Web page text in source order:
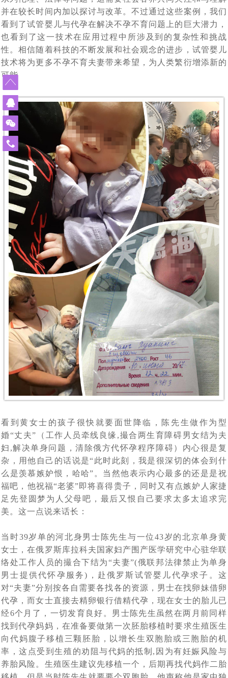
[2023-02-01]
“一女子怀孕12个月未分娩”原因何在_俄罗斯试管婴儿专家
[2023-01-13]
46岁女会计师赴俄罗斯试管婴儿求子自怀成功，她本想来
莫斯科找代妈给自己生孩子，最终却自己给自己当上了“代
妈” [2022-11-23]
“试管婴儿”真的很容易超重吗，俄罗斯遗传学家在实验室
中得到证实 [2022-11-14]
四位DY代怀孕妈妈的惊人故事，是不是吓你一跳！
[2022-11-07]
因为对出国就医的前途未知与畏惧，选择国内地下DY，真
的又省钱又省事吗？ [2022-09-30]
简单实用的俄罗斯dy全攻略_风险规避指南 [2022-08-
24]做俄罗斯DY代怀孕妈有什么约束与处罚吗_律师解读
[2022-08-17]
国家杜马一读是否禁止有关向外国公民和无国籍人士在俄
罗斯提供代孕服务的法案——结论再议 [2022-08-12]
俄罗斯DY费用这么高，代妈又能得到多呢，三个俄罗斯
DY妈妈代怀孕的故事（三） [2022-08-11]
三个俄罗斯DY妈妈代怀孕的故事，俄罗斯女人为什么要给
别人生孩子（二） [2022-08-10]
不是自己的孩子，俄罗斯女人为什么要给别人生孩子 （三
个代怀孕DY妈妈的故事） [2022-08-09]
7月25日，今天是世界试管儿童日：试管婴儿与自然受孕
孩子没有什么区别 [2022-07-25]
战火下的乌克兰代怀孕妈妈，不是在医院防空洞里，就是
在逃亡的路上 [2022-04-27]
3岁患视网膜母细胞瘤女童离世事件引关注，俄罗斯第三
代试管技术为生育计划保驾护航 [2022-01-17]
不通过：杜马提案新进展，有关禁止外籍人员在俄代怀怀
孕法案未被杜马接受 [2021-12-31]
唐氏综合征的终结者——俄罗斯第三代试管婴儿技术，生
个健康宝宝有保障 [2021-12-22]
印度70岁老人通过试管婴儿生下一儿子，成为世界上最高
龄的新手妈妈之一 [2021-10-25]
语言不通，自助泰国试管婴儿求子历程心得：这5个方面
自助就医做不到。 [2021-10-11]
70后、80后助孕之路，赴俄罗斯试管婴儿助孕不是唯一途
径，但比较靠谱_俄罗斯K+31生殖专家介绍 [2021-09-22]
首例“遗留冻胚”吃官司，4老人夺回遗留胚胎“产子”，可选
择俄罗斯合法第三方助孕 [2021-09-14]
差异分析：中、泰、美、香港、俄罗斯试管婴儿有什么不
[2021-09-06]
赴俄28天费用16万，俄罗斯试管婴儿让单身人士老有所依
[2021-08-27]
真实案例实操：教你如何给俄罗斯试管婴儿代怀孕出生的
孩子上户口？ [2021-07-29]
俄罗斯是如何看待女性生三胎的，与中国三胎福利有什么
儿宝宝回家了 [2021-07-14]
译文：莫斯科，值得信赖的俄罗斯试管婴儿医院排名有哪
些 [2021-07-12]
单身求子做俄罗斯试管婴儿最佳方式是什么：自费还是免
[2021-07-06]
俄罗斯公布最新有关出入境的1745号政府令，中国公民可
以入境了 [2021-07-04]
俄罗斯试管婴儿代怀孕妈妈价格多少，代妈助孕只是为经
济报酬吗 [2021-06-24]
莫斯科法庭：精卵捐赠，对父母的认定是这样判的
[2021-06-07]
俄罗斯医生整理了一幅现代女性的画像：聪明，肥胖，少
俄罗斯犹太人口危机，30年后可能会消失
2021年海外试管婴儿有什么变化，需要父母将如何做新计
划 [2021-05-06]
俄罗斯将试管婴儿纳入国家医保，试管婴儿医院称试管婴
儿为“医保公子” [2021-04-27]
独家采访：Saltanat Baikoshkarova专业答复新型冠状病
毒肺炎和疫苗接种如何影响怀孕 [2021-04-23]
当自己做了试管婴儿后才知道：原来试管婴儿有这5个有
趣事实 [2021-04-14]
访谈：有关试管婴儿的13个问题，生殖医生相信科学的力
量，牧师反对IVF [2021-04-13]
代怀孕妈妈代怀有什么好处
[2021-03-30]
赴海外试管婴儿求子，代怀孕合同里哪些责任与义务
[2021-03-29]
俄罗斯再发重磅公告，政府补助10万鼓励民众加大生育力
度，试管婴儿辅助生殖是一个重要补充 [2021-03-02]
中国朋友找俄罗斯试管婴儿DY机构代怀，你知道代怀妈妈
并在较长时间内加以探讨与改革。不过通过这些案例，我们
看到了试管婴儿与代孕在解决不孕不育问题上的巨大潜力，
也看到了这一技术在应用过程中所涉及到的复杂性和挑战
性。相信随着科技的不断发展和社会观念的进步，试管婴儿
技术将为更多不孕不育夫妻带来希望，为人类繁衍增添新的
可能
看到黄女士的孩子很快就要面世降临，陈先生做作为型
婚“丈夫”（工作人员牵线良缘,撮合两生育障碍男女结为夫
妇,解决单身问题，清除俄方代怀孕程序障碍）内心很是复
杂，用他自己的话说是“此时此刻，我是很深切的体会到什
么是羡慕嫉妒恨，哈哈”。当然他表示内心最多的还是是祝
福吧，他祝福“老婆”即将喜得贵子，同时又有点嫉妒人家捷
足先登圆梦为人父母吧，最后又恨自己要求太多太追求完
美。这一点说来话长：
当时39岁单的河北身男士陈先生与一位43岁的北京单身黄
女士，在俄罗斯库拉科夫国家妇产围产医学研究中心驻华联
络处工作人员的撮合下结为“夫妻”(俄联邦法律禁止为单身
男士提供代怀孕服务)，赴俄罗斯试管婴儿代孕求子。这
对“夫妻”分别按各自需要各找各的资源，男士在找卵妹借卵
代孕，而女士直接去精卵银行借精代孕，现在女士的胎儿已
经6个月了，一切发育良好。男士陈先生虽然在两月前同样
找到代孕妈妈，在准备要做第一次胚胎移植时要求生殖医生
向代妈腹子移植三颗胚胎，以增长生双胞胎或三胞胎的机
率，这点受到生殖的劝阻与代妈的抵制,因为有妊娠风险与
养胎风险。生殖医生建议先移植一个，后期再找代妈作二胎
免
费
热
线
900-
3185